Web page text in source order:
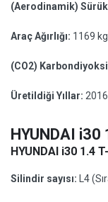
(Aerodinamik)
Araç Ağırlığı: 1169 kg
(CO2)
Üretildiği Yıllar: 2016
HYUNDAI
HYUNDAI i30 1.4
Silindir sayısı: L4